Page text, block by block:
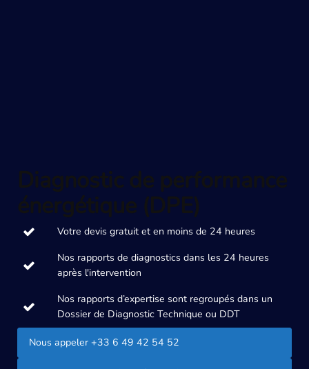
Diagnostic de performance
énergétique (DPE)
Votre devis gratuit et en moins de 24 heures
Nos rapports de diagnostics dans les 24 heures
après l'intervention
Nos rapports d’expertise sont regroupés dans un
Dossier de Diagnostic Technique ou DDT
Nous appeler +33 6 49 42 54 52